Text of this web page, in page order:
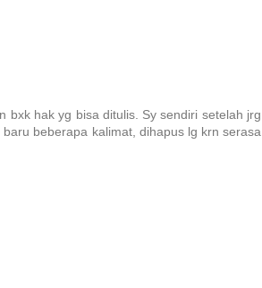
bxk hak yg bisa ditulis. Sy sendiri setelah jrg
beberapa kalimat, dihapus lg krn serasa